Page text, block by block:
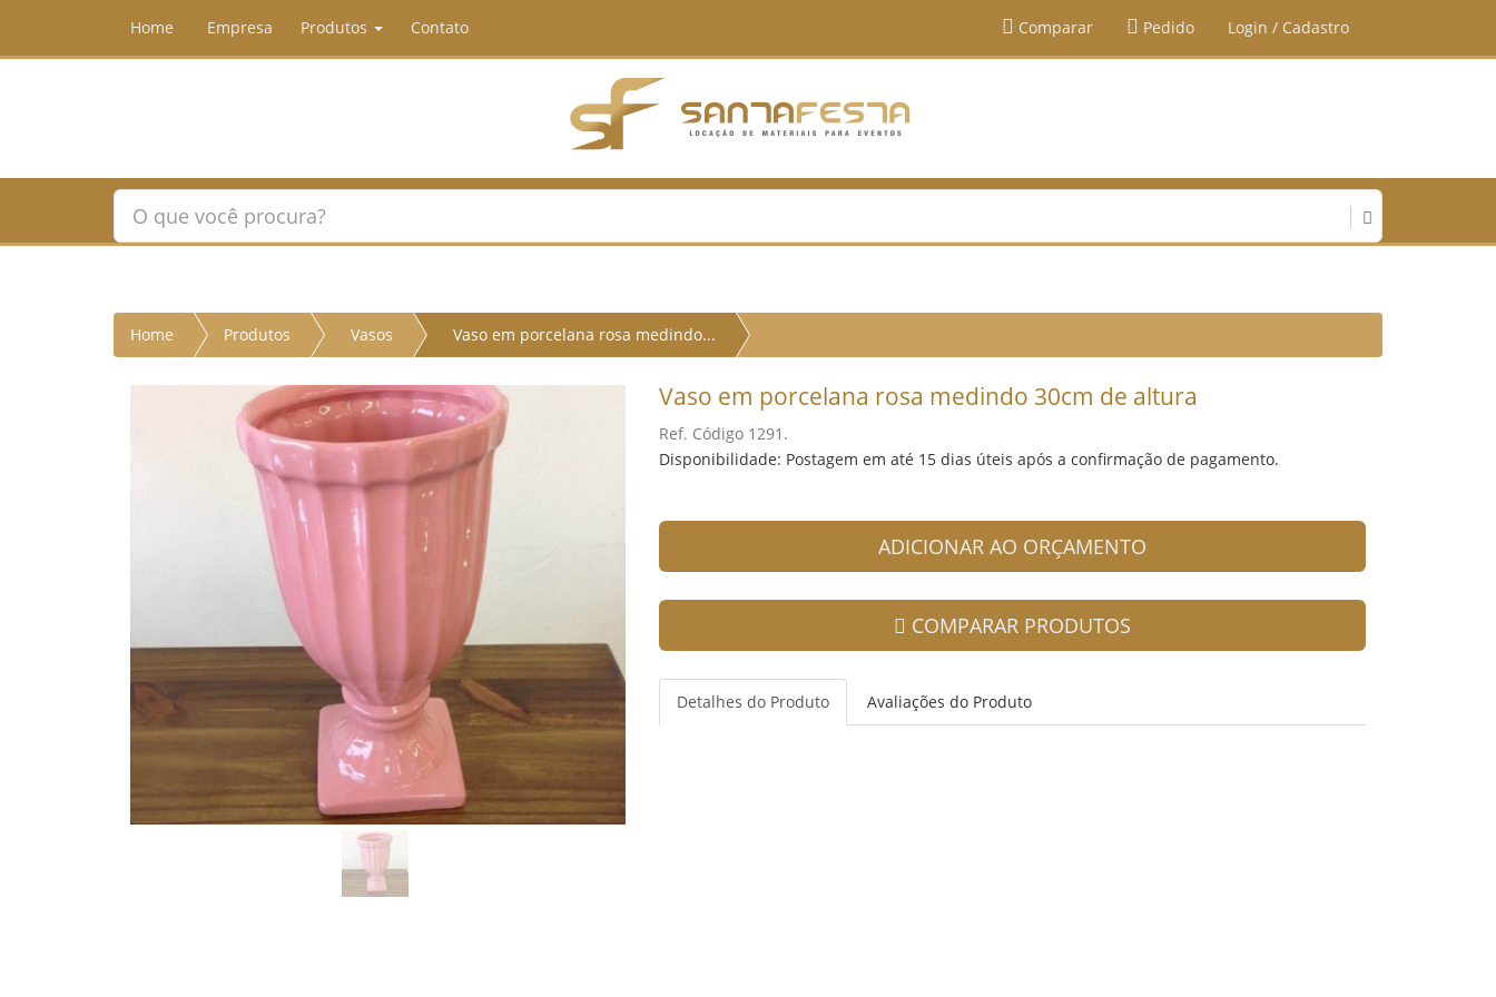
Home Empresa Produtos Contato Comparar Pedido Login / Cadastro
Home Produtos Vasos Vaso em porcelana rosa medindo...
Vaso em porcelana rosa medindo 30cm de altura
Ref. Código 1291.
Disponibilidade: Postagem em até 15 dias úteis após a confirmação de pagamento.
ADICIONAR AO ORÇAMENTO
COMPARAR PRODUTOS
Detalhes do Produto Avaliações do Produto